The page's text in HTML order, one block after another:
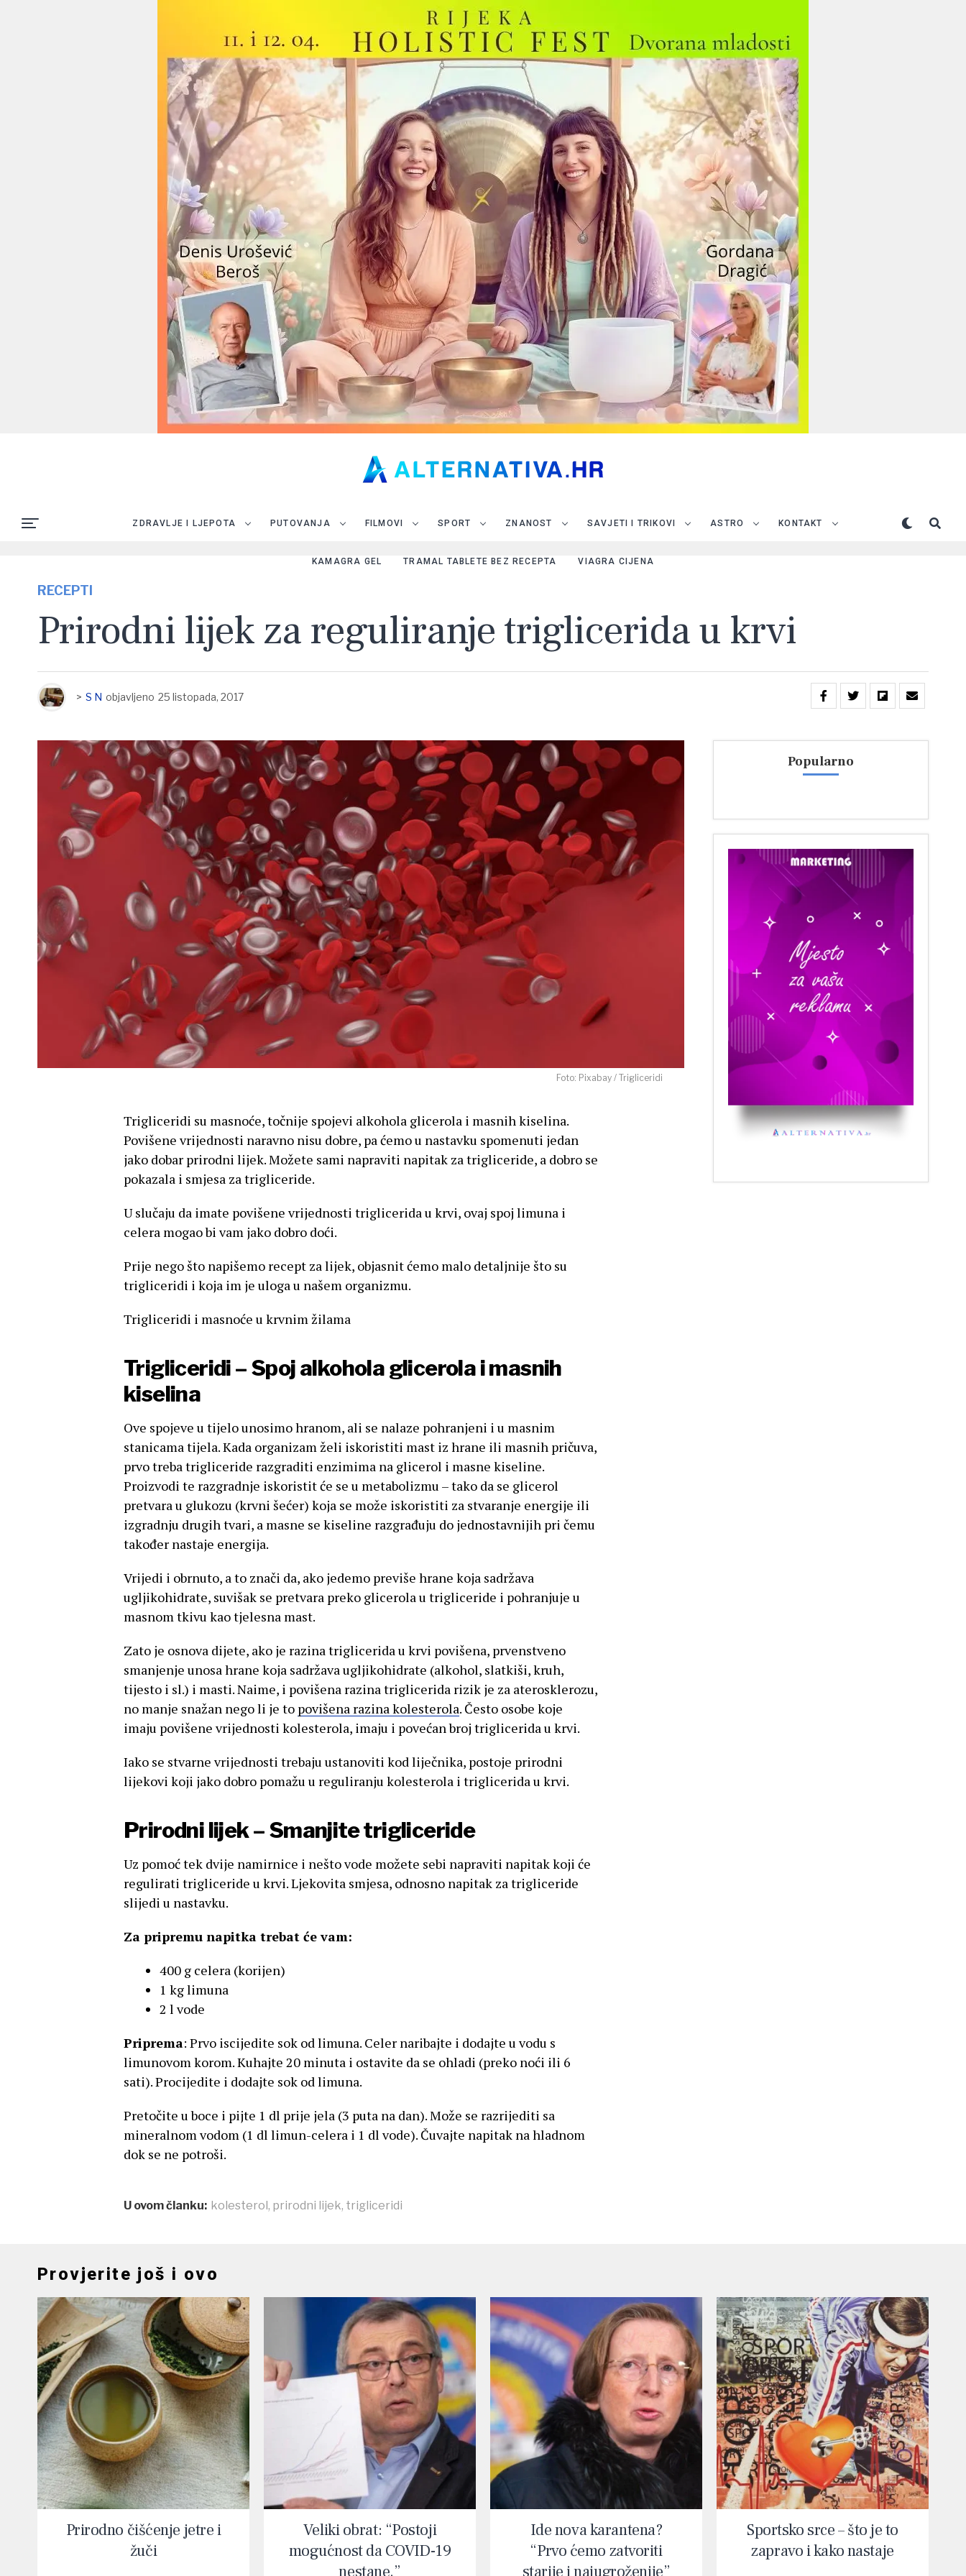
ZDRAVLJE I LJEPOTA PUTOVANJA FILMOVI SPORT ZNANOST SAVJETI I TRIKOVI ASTRO KONTAKT
KAMAGRA GEL TRAMAL TABLETE BEZ RECEPTA VIAGRA CIJENA
RECEPTI
Prirodni lijek za reguliranje triglicerida u krvi
> S N objavljeno 25 listopada, 2017
Foto: Pixabay / Trigliceridi
Trigliceridi su masnoće, točnije spojevi alkohola glicerola i masnih kiselina.
Povišene vrijednosti naravno nisu dobre, pa ćemo u nastavku spomenuti jedan
jako dobar prirodni lijek. Možete sami napraviti napitak za trigliceride, a dobro se
pokazala i smjesa za trigliceride.
U slučaju da imate povišene vrijednosti triglicerida u krvi, ovaj spoj limuna i
celera mogao bi vam jako dobro doći.
Prije nego što napišemo recept za lijek, objasnit ćemo malo detaljnije što su
trigliceridi i koja im je uloga u našem organizmu.
Trigliceridi i masnoće u krvnim žilama
Trigliceridi – Spoj alkohola glicerola i masnih
kiselina
Ove spojeve u tijelo unosimo hranom, ali se nalaze pohranjeni i u masnim
stanicama tijela. Kada organizam želi iskoristiti mast iz hrane ili masnih pričuva,
prvo treba trigliceride razgraditi enzimima na glicerol i masne kiseline.
Proizvodi te razgradnje iskoristit će se u metabolizmu – tako da se glicerol
pretvara u glukozu (krvni šećer) koja se može iskoristiti za stvaranje energije ili
izgradnju drugih tvari, a masne se kiseline razgrađuju do jednostavnijih pri čemu
također nastaje energija.
Vrijedi i obrnuto, a to znači da, ako jedemo previše hrane koja sadržava
ugljikohidrate, suvišak se pretvara preko glicerola u trigliceride i pohranjuje u
masnom tkivu kao tjelesna mast.
Zato je osnova dijete, ako je razina triglicerida u krvi povišena, prvenstveno
smanjenje unosa hrane koja sadržava ugljikohidrate (alkohol, slatkiši, kruh,
tijesto i sl.) i masti. Naime, i povišena razina triglicerida rizik je za aterosklerozu,
no manje snažan nego li je to povišena razina kolesterola. Često osobe koje
imaju povišene vrijednosti kolesterola, imaju i povećan broj triglicerida u krvi.
Iako se stvarne vrijednosti trebaju ustanoviti kod liječnika, postoje prirodni
lijekovi koji jako dobro pomažu u reguliranju kolesterola i triglicerida u krvi.
Prirodni lijek – Smanjite trigliceride
Uz pomoć tek dvije namirnice i nešto vode možete sebi napraviti napitak koji će
regulirati trigliceride u krvi. Ljekovita smjesa, odnosno napitak za trigliceride
slijedi u nastavku.
Za pripremu napitka trebat će vam:
400 g celera (korijen)
1 kg limuna
2 l vode
Priprema: Prvo iscijedite sok od limuna. Celer naribajte i dodajte u vodu s
limunovom korom. Kuhajte 20 minuta i ostavite da se ohladi (preko noći ili 6
sati). Procijedite i dodajte sok od limuna.
Pretočite u boce i pijte 1 dl prije jela (3 puta na dan). Može se razrijediti sa
mineralnom vodom (1 dl limun-celera i 1 dl vode). Čuvajte napitak na hladnom
dok se ne potroši.
U ovom članku: kolesterol , prirodni lijek, trigliceridi
Popularno
Provjerite još i ovo
Prirodno čišćenje jetre i
žuči
Veliki obrat: “Postoji
mogućnost da COVID-19
nestane.”
Ide nova karantena?
“Prvo ćemo zatvoriti
starije i najugroženije”
Sportsko srce – što je to
zapravo i kako nastaje